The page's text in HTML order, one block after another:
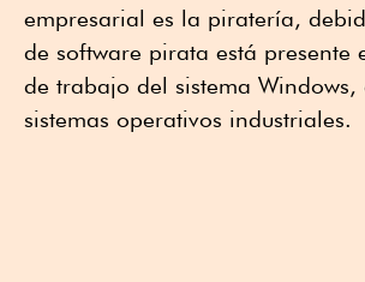
empresarial es la piratería,
de software pirata está presente
de trabajo del sistema Windows,
sistemas operativos industriales.